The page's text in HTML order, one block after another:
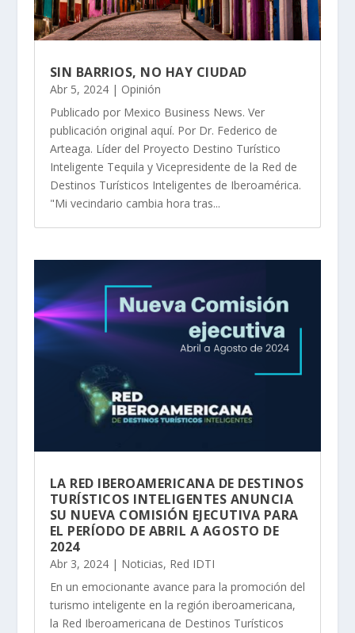
SIN BARRIOS, NO HAY CIUDAD
Abr 5, 2024| Opinión
Publicado por Mexico Business News. Ver
publicación original aquí. Por Dr. Federico de
Arteaga. Líder del Proyecto Destino Turístico
Inteligente Tequila y Vicepresidente de la Red de
Destinos Turísticos Inteligentes de Iberoamérica.
"Mi vecindario cambia hora tras...
LA RED IBEROAMERICANA DE DESTINOS
TURÍSTICOS INTELIGENTES ANUNCIA
SU NUEVA COMISIÓN EJECUTIVA PARA
EL PERÍODO DE ABRIL A AGOSTO DE
2024
Abr 3, 2024| Noticias, Red IDTI
En un emocionante avance para la promoción del
turismo inteligente en la región iberoamericana,
la Red Iberoamericana de Destinos Turísticos